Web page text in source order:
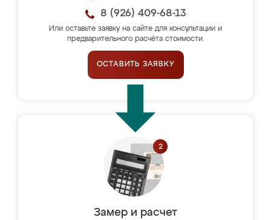
8 (926) 409-68-13
Или оставьте заявку на сайте для консультации и
предварительного расчёта стоимости.
ОСТАВИТЬ ЗАЯВКУ
Замер и расчет